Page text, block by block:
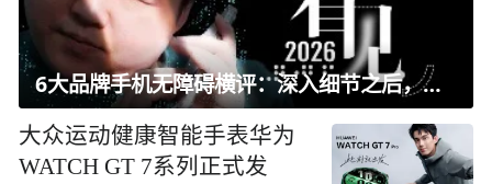
6大品牌手机无障碍横评：深入细节之后，似乎只有苹果能挺住？｜ 看见2026
大众运动健康智能手表华为
WATCH GT 7系列正式发